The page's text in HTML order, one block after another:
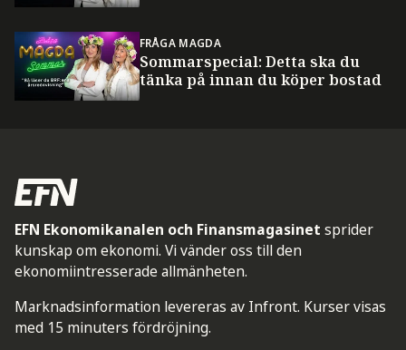
FRÅGA MAGDA
Sommarspecial: Detta ska du
tänka på innan du köper bostad
EFN Ekonomikanalen och Finansmagasinet sprider
kunskap om ekonomi. Vi vänder oss till den
ekonomiintresserade allmänheten.
Marknadsinformation levereras av Infront. Kurser visas
med 15 minuters fördröjning.